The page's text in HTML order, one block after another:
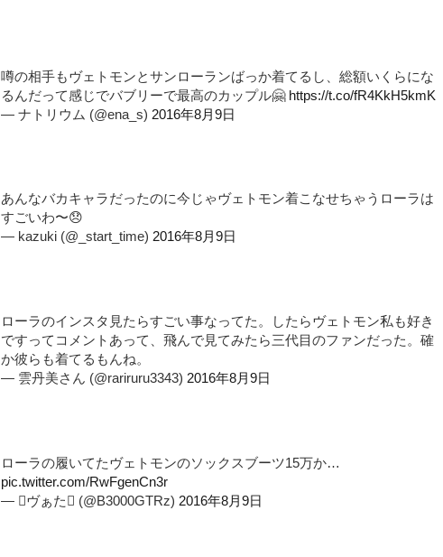
噂の相手もヴェトモンとサンローランばっか着てるし、総額いくらにな
るんだって感じでバブリーで最高のカップル🤗 https://t.co/fR4KkH5kmK
— ナトリウム (@ena_s) 2016年8月9日
あんなバカキャラだったのに今じゃヴェトモン着こなせちゃうローラは
すごいわ〜😞
— kazuki (@_start_time) 2016年8月9日
ローラのインスタ見たらすごい事なってた。したらヴェトモン私も好き
ですってコメントあって、飛んで見てみたら三代目のファンだった。確
か彼らも着てるもんね。
— 雲丹美さん (@rariruru3343) 2016年8月9日
ローラの履いてたヴェトモンのソックスブーツ15万か…
pic.twitter.com/RwFgenCn3r
— ヴぁた (@B3000GTRz) 2016年8月9日